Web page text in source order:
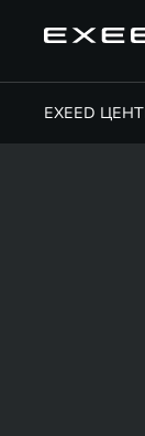
EXEED